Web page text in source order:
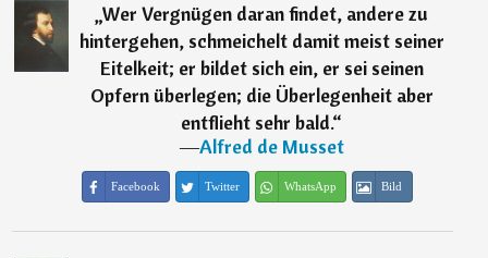
„Wer Vergnügen daran findet, andere zu
hintergehen, schmeichelt damit meist seiner
Eitelkeit; er bildet sich ein, er sei seinen
Opfern überlegen; die Überlegenheit aber
entflieht sehr bald.“
―Alfred de Musset
Facebook Twitter WhatsApp Bild